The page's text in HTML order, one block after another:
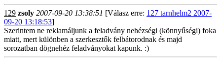
129 zsoly 2007-09-20 13:38:51 [Válasz erre: 127 tarnhelm2 2007-
09-20 13:18:53]
Szerintem ne reklamáljunk a feladvány nehézségi (könnyűségi) foka
miatt, mert különben a szerkesztők felbátorodnak és majd
sorozatban dögnehéz feladványokat kapunk. :)